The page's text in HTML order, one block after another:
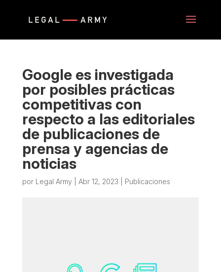
Google es investigada
por posibles prácticas
competitivas con
respecto a las editoriales
de publicaciones de
prensa y agencias de
noticias
por Legal Army Abr 12, 2023 Publicaciones